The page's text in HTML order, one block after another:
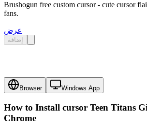
Brushogun free custom cursor - cute cursor
fans.
عرض
إضافة
Browser Windows App
How to Install cursor Teen Titans
Chrome